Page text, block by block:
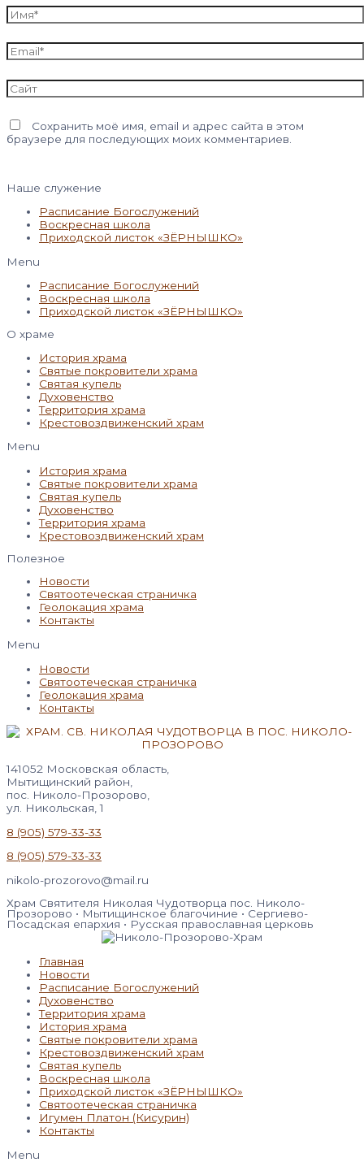
Имя*
Email*
Сайт
Сохранить моё имя, email и адрес сайта в этом
браузере для последующих моих комментариев.
Наше служение
Расписание Богослужений
Воскресная школа
Приходской листок «ЗЁРНЫШКО»
Menu
Расписание Богослужений
Воскресная школа
Приходской листок «ЗЁРНЫШКО»
О храме
История храма
Святые покровители храма
Святая купель
Духовенство
Территория храма
Крестовоздвиженский храм
Menu
История храма
Святые покровители храма
Святая купель
Духовенство
Территория храма
Крестовоздвиженский храм
Полезное
Новости
Святоотеческая страничка
Геолокация храма
Контакты
Menu
Новости
Святоотеческая страничка
Геолокация храма
Контакты
141052 Московская область,
Мытищинский район,
пос. Николо-Прозорово,
ул. Никольская, 1
8 (905) 579-33-33
8 (905) 579-33-33
nikolo-prozorovo@mail.ru
Храм Святителя Николая Чудотворца пос. Николо-
Прозорово • Мытищинское благочиние • Сергиево-
Посадская епархия • Русская православная церковь
Главная
Новости
Расписание Богослужений
Духовенство
Территория храма
История храма
Святые покровители храма
Крестовоздвиженский храм
Святая купель
Воскресная школа
Приходской листок «ЗЁРНЫШКО»
Святоотеческая страничка
Игумен Платон (Кисурин)
Контакты
Menu